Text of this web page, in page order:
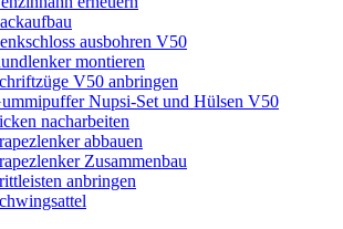
ausbohren V50
montieren
V50 anbringen
Nupsi-Set und Hülsen V50
nacharbeiten
abbauen
Zusammenbau
anbringen